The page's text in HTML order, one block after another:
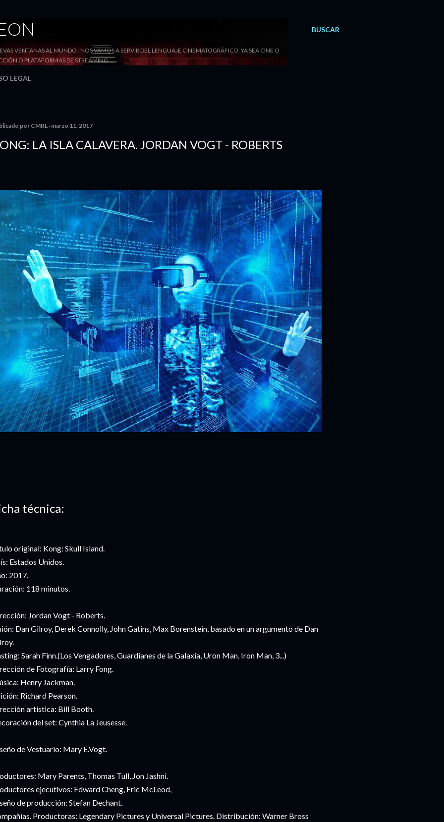
BUSCAR
VENTANAS AL MUNDO! NOS VAMOS A SERVIR DEL LENGUAJE CINEMATOGRÁFICO, YA SEA CINE O
O PLATAFORMAS DE STREAMING
LEGAL
porCMRL marzo 11, 2017
LA ISLA CALAVERA. JORDAN VOGT - ROBERTS
técnica:
original: Kong: Skull Island.
Estados Unidos.
2017.
118 minutos.
Jordan Vogt - Roberts.
Dan Gilroy, Derek Connolly, John Gatins, Max Borenstein, basado en un argumento de Dan
Sarah Finn.(Los Vengadores, Guardianes de la Galaxia, Uron Man, Iron Man, 3...)
de Fotografía: Larry Fong.
Henry Jackman.
Richard Pearson.
artística: Bill Booth.
del set: Cynthia La Jeusesse.
de Vestuario: Mary E.Vogt.
Mary Parents, Thomas Tull, Jon Jashni.
ejecutivos: Edward Cheng, Eric McLeod,
de producción: Stefan Dechant.
Productoras: Legendary Pictures y Universal Pictures. Distribución: Warner Bross